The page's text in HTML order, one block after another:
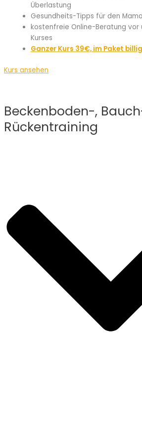
Überlastung
Gesundheits-Tipps für den
kostenfreie Online-Beratung vor
Kurses
Ganzer Kurs 39€, im Paket
Kurs ansehen
Beckenboden-,
Rückentraining